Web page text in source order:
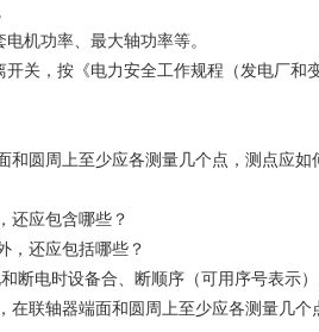
机功率、最大轴功率等。
，按《电力安全工作规程（发电厂和
圆周上至少应各测量几个点，测点应如
还应包含哪些？
，还应包括哪些？
电时设备合、断顺序（可用序号表示）
联轴器端面和圆周上至少应各测量几个